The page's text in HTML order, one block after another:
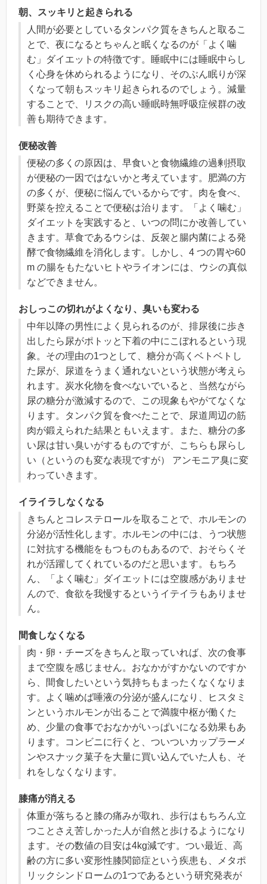
朝、スッキリと起きられる
人間が必要としているタンパク質をきちんと取るこ
とで、夜になるとちゃんと眠くなるのが「よく噛
む」ダイエットの特徴です。睡眠中には睡眠中らし
く心身を休められるようになり、そのぶん眠りが深
くなって朝もスッキリ起きられるのでしょう。減量
することで、リスクの高い睡眠時無呼吸症候群の改
善も期待できます。
便秘改善
便秘の多くの原因は、早食いと食物繊維の過剰摂取
が便秘の一因ではないかと考えています。肥満の方
の多くが、便秘に悩んでいるからです。肉を食べ、
野菜を控えることで便秘は治ります。「よく噛む」
ダイエットを実践すると、いつの問にか改善してい
きます。草食であるウシは、反袈と腸内菌による発
酵で食物繊維を消化します。しかし、4 つの胃や60
m の腸をもたないヒトやライオンには、ウシの真似
などできません。
おしっこの切れがよくなり、臭いも変わる
中年以降の男性によく見られるのが、排尿後に歩き
出したら尿がポトッと下着の中にこぼれるという現
象。その理由の1つとして、糖分が高くベトベトし
た尿が、尿道をうまく通れないという状態が考えら
れます。炭水化物を食べないでいると、当然ながら
尿の糖分が激減するので、この現象もやがてなくな
ります。タンパク貿を食べたことで、尿道周辺の筋
肉が鍛えられた結果ともいえます。また、糖分の多
い尿は甘い臭いがするものですが、こちらも尿らし
い（というのも変な表現ですが） アンモニア臭に変
わっていきます。
イライラしなくなる
きちんとコレステロールを取ることで、ホルモンの
分泌が活性化します。ホルモンの中には、うつ状態
に対抗する機能をもつものもあるので、おそらくそ
れが活躍してくれているのだと思います。もちろ
ん、「よく噛む」ダイエットには空腹感がありませ
んので、食欲を我慢するというイテイラもありませ
ん。
間食しなくなる
肉・卵・チーズをきちんと取っていれば、次の食事
まで空腹を感じません。おなかがすかないのですか
ら、間食したいという気持ちもまったくなくなりま
す。よく噛めば唾液の分泌が盛んになり、ヒスタミ
ンというホルモンが出ることで満腹中枢が働くた
め、少量の食事でおなかがいっぱいになる効果もあ
ります。コンビニに行くと、ついついカップラーメ
ンやスナック菓子を大量に買い込んでいた人も、そ
れをしなくなります。
膝痛が消える
体重が落ちると膝の痛みが取れ、歩行はもちろん立
つことさえ苦しかった人が自然と歩けるようになり
ます。その数値の目安は4kg減です。つい最近、高
齢の方に多い変形性膝関節症という疾患も、メタポ
リックシンドロームの1つであるという研究発表が